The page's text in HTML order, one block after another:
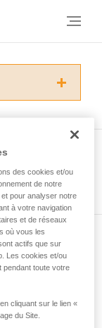
pour
une
Validez
à refaire
avant
des cookies et/ou
de notre
pour analyser notre
à votre navigation
et de réseaux
où vous les
actifs que sur
Les cookies et/ou
pendant toute votre
cliquant sur le lien «
du Site.